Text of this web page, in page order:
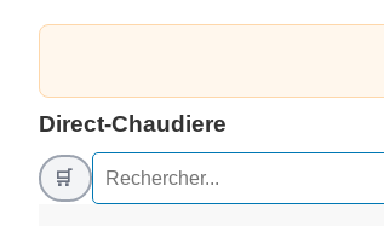
Direct-Chaudiere
🛒